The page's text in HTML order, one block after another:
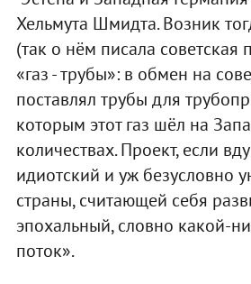
Хельмута Шмидта. Возник
(так о нём писала советская
«газ - трубы»: в обмен на
поставлял трубы для
которым этот газ шёл на
количествах. Проект, если
идиотский и уж безусловно
страны, считающей себя
эпохальный, словно какой-
поток».